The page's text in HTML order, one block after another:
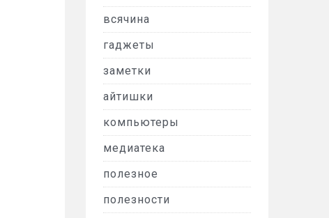
всячина
гаджеты
заметки
айтишки
компьютеры
медиатека
полезное
полезности